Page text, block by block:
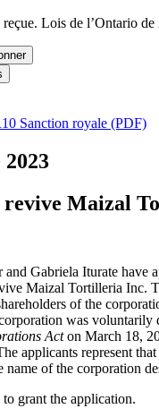
Lois de l’Ontario
Sanction royale (PDF)
2023
revive Maizal
and Gabriela Iturate have
Maizal Tortilleria Inc.
of the
was voluntarily
Acton March 18,
applicants represent that
name of the corporation
grant the application.